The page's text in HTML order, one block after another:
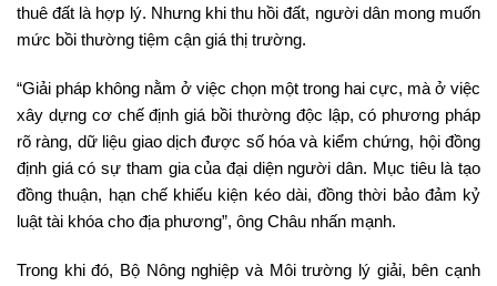
thuê đất là hợp lý. Nhưng khi thu hồi đất, người dân mong muốn
mức bồi thường tiệm cận giá thị trường.
“Giải pháp không nằm ở việc chọn một trong hai cực, mà ở việc
xây dựng cơ chế định giá bồi thường độc lập, có phương pháp
rõ ràng, dữ liệu giao dịch được số hóa và kiểm chứng, hội đồng
định giá có sự tham gia của đại diện người dân. Mục tiêu là tạo
đồng thuận, hạn chế khiếu kiện kéo dài, đồng thời bảo đảm kỷ
luật tài khóa cho địa phương”, ông Châu nhấn mạnh.
Trong khi đó, Bộ Nông nghiệp và Môi trường lý giải, bên cạnh